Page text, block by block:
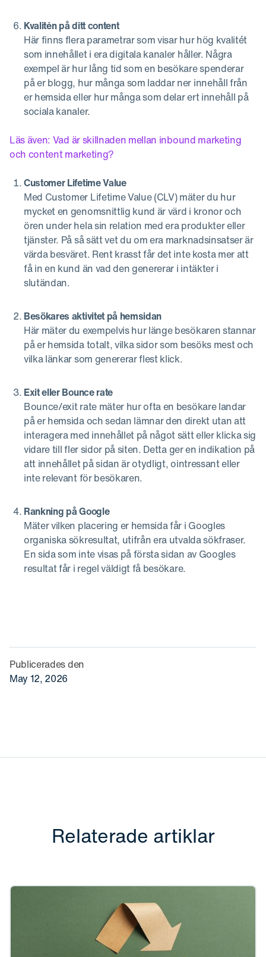
Kvalitén på ditt content
Här finns flera parametrar som visar hur hög kvalitét
som innehållet i era digitala kanaler håller. Några
exempel är hur lång tid som en besökare spenderar
på er blogg, hur många som laddar ner innehåll från
er hemsida eller hur många som delar ert innehåll på
sociala kanaler.
Läs även: Vad är skillnaden mellan inbound marketing
och content marketing?
Customer Lifetime Value
Med Customer Lifetime Value (CLV) mäter du hur
mycket en genomsnittlig kund är värd i kronor och
ören under hela sin relation med era produkter eller
tjänster. På så sätt vet du om era marknadsinsatser är
värda besväret. Rent krasst får det inte kosta mer att
få in en kund än vad den genererar i intäkter i
slutändan.
Besökares aktivitet på hemsidan
Här mäter du exempelvis hur länge besökaren stannar
på er hemsida totalt, vilka sidor som besöks mest och
vilka länkar som genererar flest klick.
Exit eller Bounce rate
Bounce/exit rate mäter hur ofta en besökare landar
på er hemsida och sedan lämnar den direkt utan att
interagera med innehållet på något sätt eller klicka sig
vidare till fler sidor på siten. Detta ger en indikation på
att innehållet på sidan är otydligt, ointressant eller
inte relevant för besökaren.
Rankning på Google
Mäter vilken placering er hemsida får i Googles
organiska sökresultat, utifrån era utvalda sökfraser.
En sida som inte visas på första sidan av Googles
resultat får i regel väldigt få besökare.
Publicerades den
May 12, 2026
Relaterade artiklar